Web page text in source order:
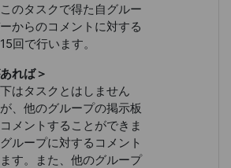
のタスクで得た自グルー
からのコメントに対する
回で行います。
れば＞
はタスクとはしません
が、他のグループの掲示板
メントすることができま
ループに対するコメント
す。また、他のグループ